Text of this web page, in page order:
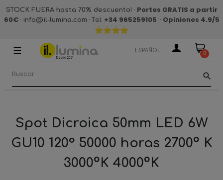
STOCK FUERA hasta 70% descuento! · Portes GRATIS a partir
60€· info@il-lumina.com · Tel. +34 965259105 · Opiniones 4.9/5
Navegación
palanca
☰ ESPAÑOL 0
search
Spot Dicroica 50mm LED 6W
GU10 120° 50000 horas 2700º K
3000ºK 4000ºK